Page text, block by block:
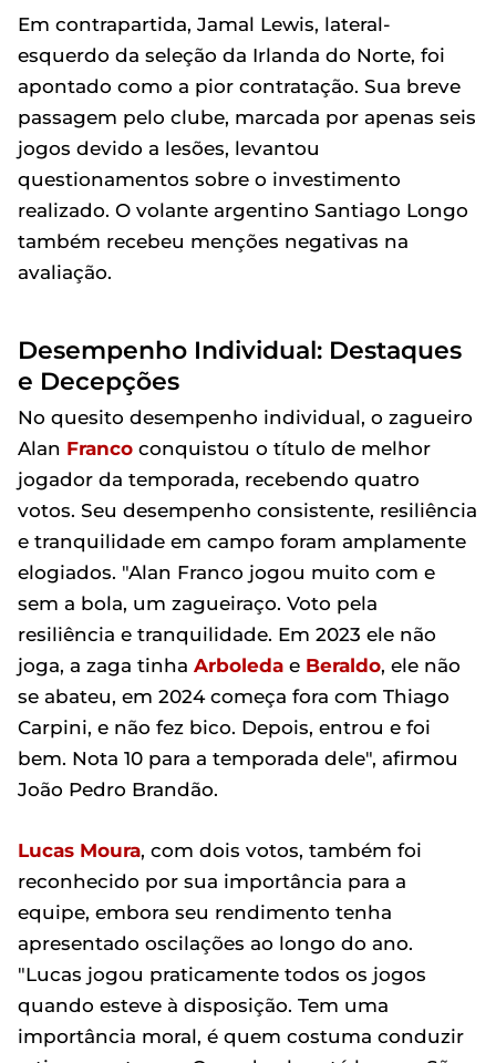
Em contrapartida, Jamal Lewis, lateral-
esquerdo da seleção da Irlanda do Norte, foi
apontado como a pior contratação. Sua breve
passagem pelo clube, marcada por apenas seis
jogos devido a lesões, levantou
questionamentos sobre o investimento
realizado. O volante argentino Santiago Longo
também recebeu menções negativas na
avaliação.
Desempenho Individual: Destaques
e Decepções
No quesito desempenho individual, o zagueiro
Alan Franco conquistou o título de melhor
jogador da temporada, recebendo quatro
votos. Seu desempenho consistente, resiliência
e tranquilidade em campo foram amplamente
elogiados. "Alan Franco jogou muito com e
sem a bola, um zagueiraço. Voto pela
resiliência e tranquilidade. Em 2023 ele não
joga, a zaga tinha Arboleda e Beraldo, ele não
se abateu, em 2024 começa fora com Thiago
Carpini, e não fez bico. Depois, entrou e foi
bem. Nota 10 para a temporada dele", afirmou
João Pedro Brandão.
Lucas Moura, com dois votos, também foi
reconhecido por sua importância para a
equipe, embora seu rendimento tenha
apresentado oscilações ao longo do ano.
"Lucas jogou praticamente todos os jogos
quando esteve à disposição. Tem uma
importância moral, é quem costuma conduzir